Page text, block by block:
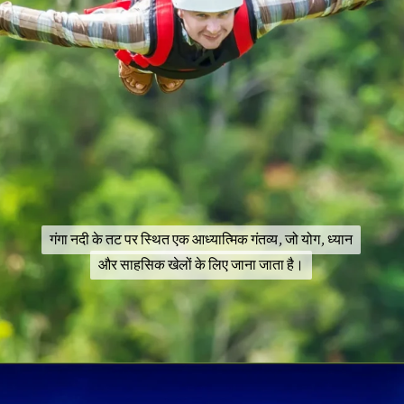
गंगा नदी के तट पर स्थित एक आध्यात्मिक गंतव्य, जो योग, ध्यान
और साहसिक खेलों के लिए जाना जाता है।
गंगा नदी के तट पर स्थित एक आध्यात्मिक गंतव्य, जो योग, ध्यान
और साहसिक खेलों के लिए जाना जाता है।